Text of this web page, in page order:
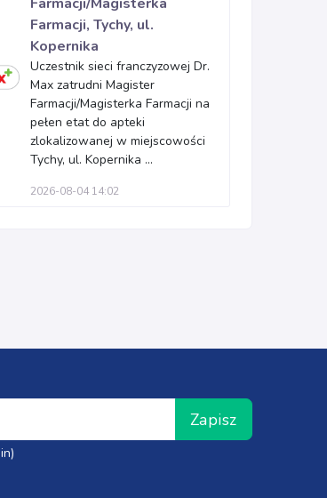
Farmacji, Tychy, ul.
Kopernika
Uczestnik sieci franczyzowej Dr.
Max zatrudni Magister
Farmacji/Magisterka Farmacji na
pełen etat do apteki
zlokalizowanej w miejscowości
Tychy, ul. Kopernika ...
2026-08-04 14:02
Zapisz